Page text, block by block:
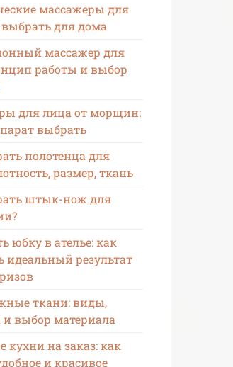
массажеры для
выбрать для дома
массажер для
работы и выбор
для лица от морщин:
выбрать
полотенца для
размер, ткань
штык-нож для
юбку в ателье: как
идеальный результат
ткани: виды,
и выбор материала
кухни на заказ: как
и красивое